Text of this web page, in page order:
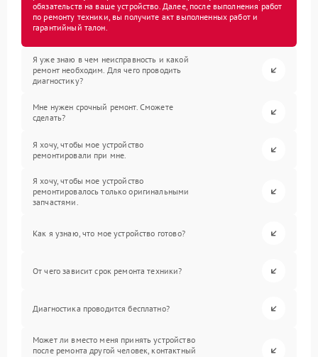
обязательств на ваше устройство. Далее, после выполнения работ
по ремонту техники, вы получите акт выполненных работ и
гарантийный талон.
Я уже знаю в чем неисправность и какой
ремонт необходим. Для чего проводить
диагностику?
Мне нужен срочный ремонт. Сможете
сделать?
Я хочу, чтобы мое устройство
ремонтировали при мне.
Я хочу, чтобы мое устройство
ремонтировалось только оригинальными
запчастями.
Как я узнаю, что мое устройство готово?
От чего зависит срок ремонта техники?
Диагностика проводится бесплатно?
Может ли вместо меня принять устройство
после ремонта другой человек, контактный